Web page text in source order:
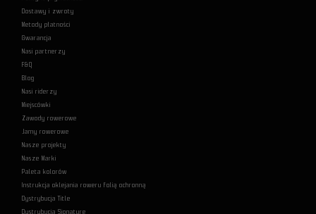
Dostawy i zwroty
Metody płatności
Gwarancja
Nasi partnerzy
F&Q
Blog
Nasi riderzy
Miejscówki
Zawody rowerowe
Jamy rowerowe
Nasze projekty
Nasze Marki
Paleta kolorów
Instrukcja oklejania roweru folią ochronną
Dystrybucja Title
Dystrybucja Signature